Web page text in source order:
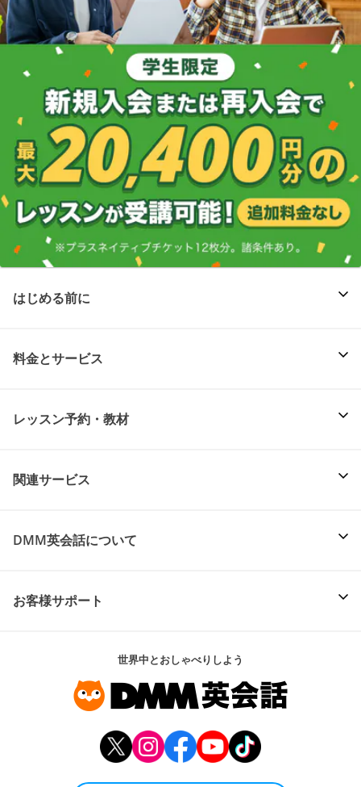
はじめる前に
料金とサービス
レッスン予約・教材
関連サービス
DMM英会話について
お客様サポート
世界中とおしゃべりしよう